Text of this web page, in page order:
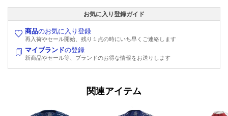
お気に入り登録ガイド
商品のお気に入り登録
再入荷やセール開始、残り１点の時にいち早くご連絡します
マイブランドの登録
新商品やセール等、ブランドのお得な情報をお送りします
関連アイテム